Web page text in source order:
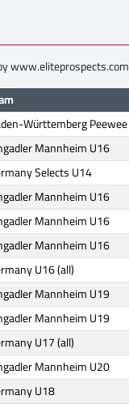
www.eliteprospects.com
Württemberg Peewee
Mannheim U16
Selects U14
Mannheim U16
Mannheim U16
Mannheim U16
U16 (all)
Mannheim U19
Mannheim U19
U17 (all)
Mannheim U20
U18